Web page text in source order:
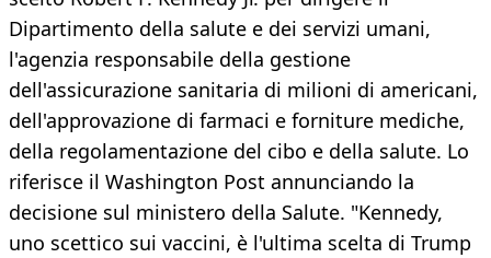
Dipartimento della salute e dei servizi umani,
l'agenzia responsabile della gestione
dell'assicurazione sanitaria di milioni di americani,
dell'approvazione di farmaci e forniture mediche,
della regolamentazione del cibo e della salute. Lo
riferisce il Washington Post annunciando la
decisione sul ministero della Salute. "Kennedy,
uno scettico sui vaccini, è l'ultima scelta di Trump